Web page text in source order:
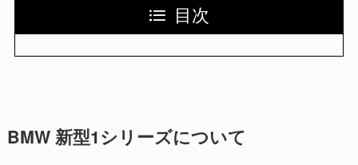
目次
BMW 新型1シリーズについて